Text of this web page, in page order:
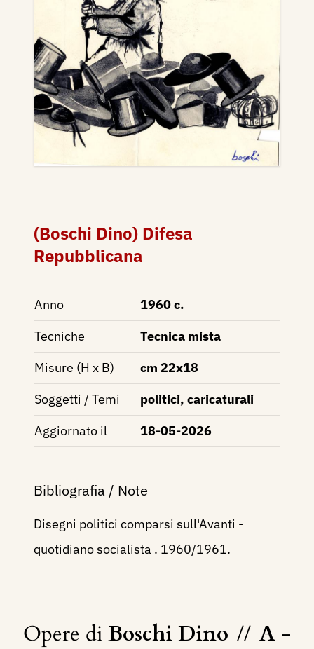
(Boschi Dino) Difesa
Repubblicana
Anno
1960 c.
Tecniche
Tecnica mista
Misure (H x B)
cm 22x18
Soggetti / Temi
politici, caricaturali
Aggiornato il
18-05-2026
Bibliografia / Note
Disegni politici comparsi sull'Avanti -
quotidiano socialista . 1960/1961.
Opere diBoschi Dino // A -